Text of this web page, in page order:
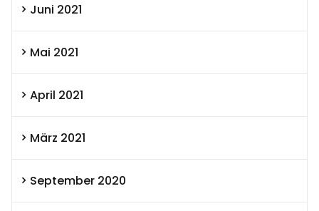
Juni 2021
Mai 2021
April 2021
März 2021
September 2020